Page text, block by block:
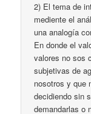
2) El tema de
mediente el
una analogía
En donde el
valores no sos
subjetivas de
nosotros y que
decidiendo sin
demandarlas o